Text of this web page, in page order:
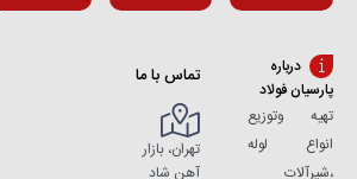
درباره
پارسیان فولاد
تهیه وتوزیع
انواع لوله
،شیرآلات
تماس با ما
تهران، بازار
آهن شاد